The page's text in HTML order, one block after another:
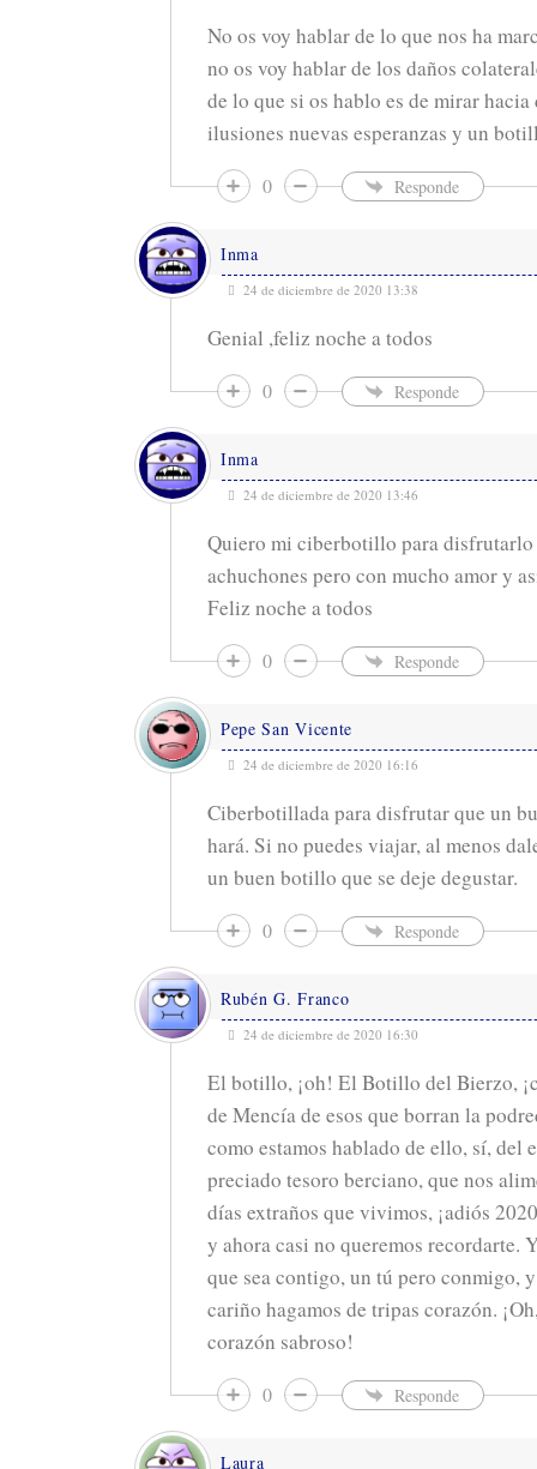
No os voy hablar de lo que nos ha
no os voy hablar de los daños
de lo que si os hablo es de mirar hacia
ilusiones nuevas esperanzas y un
0 Responde
Inma
24 de diciembre de 2020 13:38
Genial ,feliz noche a todos
0 Responde
Inma
24 de diciembre de 2020 13:46
Quiero mi ciberbotillo para
achuchones pero con mucho amor y
Feliz noche a todos
0 Responde
Pepe San Vicente
24 de diciembre de 2020 16:16
Ciberbotillada para disfrutar que un
hará. Si no puedes viajar, al menos
un buen botillo que se deje degustar.
0 Responde
Rubén G. Franco
24 de diciembre de 2020 16:30
El botillo, ¡oh! El Botillo del Bierzo,
de Mencía de esos que borran la
como estamos hablado de ello, sí, del
preciado tesoro berciano, que nos
días extraños que vivimos, ¡adiós
y ahora casi no queremos recordarte.
que sea contigo, un tú pero conmigo,
cariño hagamos de tripas corazón.
corazón sabroso!
0 Responde
Laura